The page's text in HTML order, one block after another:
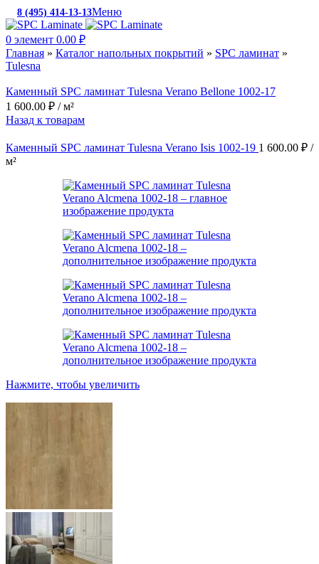
8 (495) 414-13-13Меню
0 элемент 0.00 ₽
Главная » Каталог напольных покрытий » SPC ламинат »
Tulesna
Каменный SPC ламинат Tulesna Verano Bellone 1002-17
1 600.00 ₽ / м²
Назад к товарам
Каменный SPC ламинат Tulesna Verano Isis 1002-19 1 600.00 ₽ /
м²
Нажмите, чтобы увеличить